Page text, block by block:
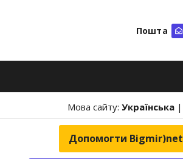
Пошта
Мова сайту: Українська |
Допомогти Bigmir)net